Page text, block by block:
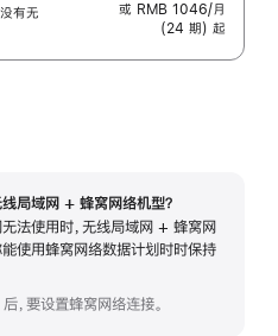
有无
或 RMB 1046/月
(24 期) 起
局域网 + 蜂窝网络机型？
法使用时，无线局域网 + 蜂窝网
使用蜂窝网络数据计划时时保持
，要设置蜂窝网络连接。